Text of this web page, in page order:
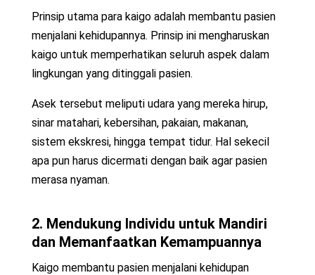
Prinsip utama para kaigo adalah membantu pasien
menjalani kehidupannya. Prinsip ini mengharuskan
kaigo untuk memperhatikan seluruh aspek dalam
lingkungan yang ditinggali pasien.
Asek tersebut meliputi udara yang mereka hirup,
sinar matahari, kebersihan, pakaian, makanan,
sistem ekskresi, hingga tempat tidur. Hal sekecil
apa pun harus dicermati dengan baik agar pasien
merasa nyaman.
2. Mendukung Individu untuk Mandiri
dan Memanfaatkan Kemampuannya
Kaigo membantu pasien menjalani kehidupan